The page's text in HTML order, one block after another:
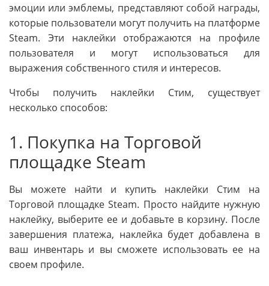
эмоции или эмблемы, представляют собой награды,
которые пользователи могут получить на платформе
Steam. Эти наклейки отображаются на профиле
пользователя и могут использоваться для
выражения собственного стиля и интересов.
Чтобы получить наклейки Стим, существует
несколько способов:
1. Покупка на Торговой
площадке Steam
Вы можете найти и купить наклейки Стим на
Торговой площадке Steam. Просто найдите нужную
наклейку, выберите ее и добавьте в корзину. После
завершения платежа, наклейка будет добавлена в
ваш инвентарь и вы сможете использовать ее на
своем профиле.